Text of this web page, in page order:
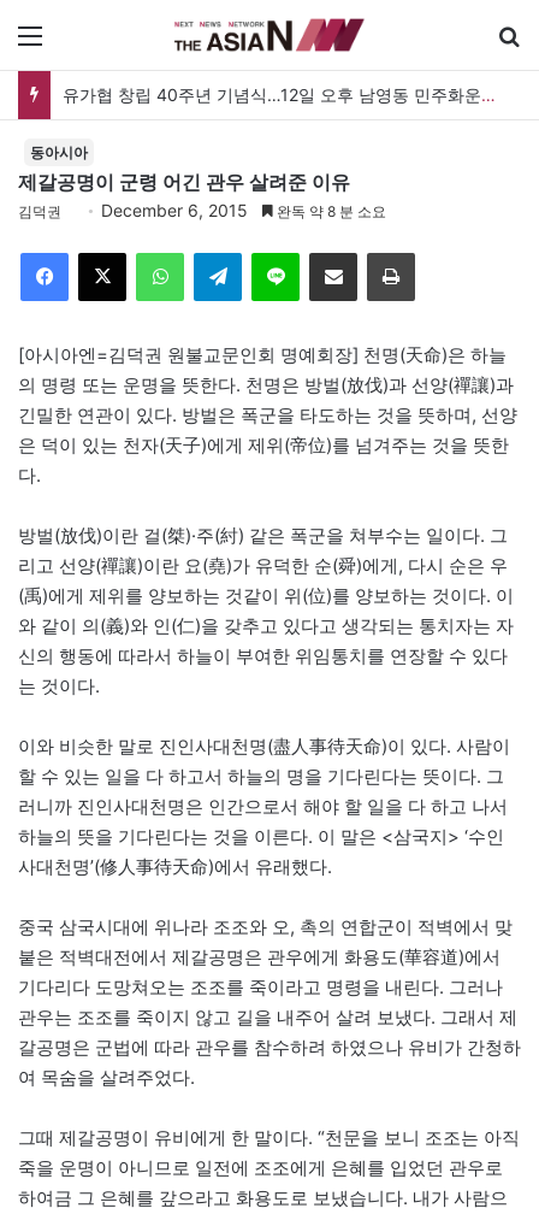
유가협 창립 40주년 기념식…12일 오후 남영동 민주화운동기념관
동아시아
제갈공명이 군령 어긴 관우 살려준 이유
김덕권 December 6, 2015 완독 약 8 분 소요
Telegram 이메일
[아시아엔=김덕권 원불교문인회 명예회장] 천명(天命)은 하늘
의 명령 또는 운명을 뜻한다. 천명은 방벌(放伐)과 선양(禪讓)과
긴밀한 연관이 있다. 방벌은 폭군을 타도하는 것을 뜻하며, 선양
은 덕이 있는 천자(天子)에게 제위(帝位)를 넘겨주는 것을 뜻한
다.
방벌(放伐)이란 걸(桀)·주(紂) 같은 폭군을 쳐부수는 일이다. 그
리고 선양(禪讓)이란 요(堯)가 유덕한 순(舜)에게, 다시 순은 우
(禹)에게 제위를 양보하는 것같이 위(位)를 양보하는 것이다. 이
와 같이 의(義)와 인(仁)을 갖추고 있다고 생각되는 통치자는 자
신의 행동에 따라서 하늘이 부여한 위임통치를 연장할 수 있다
는 것이다.
이와 비슷한 말로 진인사대천명(盡人事待天命)이 있다. 사람이
할 수 있는 일을 다 하고서 하늘의 명을 기다린다는 뜻이다. 그
러니까 진인사대천명은 인간으로서 해야 할 일을 다 하고 나서
하늘의 뜻을 기다린다는 것을 이른다. 이 말은 <삼국지> ‘수인
사대천명’(修人事待天命)에서 유래했다.
중국 삼국시대에 위나라 조조와 오, 촉의 연합군이 적벽에서 맞
붙은 적벽대전에서 제갈공명은 관우에게 화용도(華容道)에서
기다리다 도망쳐오는 조조를 죽이라고 명령을 내린다. 그러나
관우는 조조를 죽이지 않고 길을 내주어 살려 보냈다. 그래서 제
갈공명은 군법에 따라 관우를 참수하려 하였으나 유비가 간청하
여 목숨을 살려주었다.
그때 제갈공명이 유비에게 한 말이다. “천문을 보니 조조는 아직
죽을 운명이 아니므로 일전에 조조에게 은혜를 입었던 관우로
하여금 그 은혜를 갚으라고 화용도로 보냈습니다. 내가 사람으